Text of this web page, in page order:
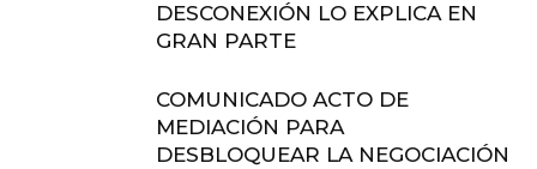
DESCONEXIÓN LO EXPLICA EN
GRAN PARTE
COMUNICADO ACTO DE
MEDIACIÓN PARA
DESBLOQUEAR LA NEGOCIACIÓN